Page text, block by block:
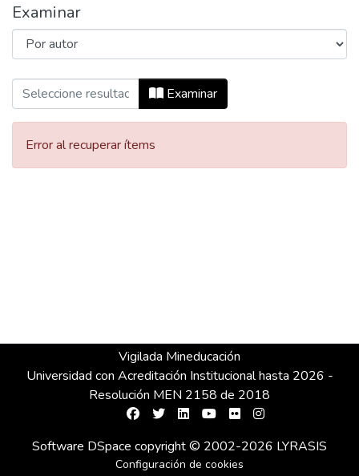
Examinar
Examinando Artículos por Autor
Examinar
Error al recuperar ítems
Vigilada Mineducación
Universidad con Acreditación Institucional hasta 2026 -
Resolución MEN 2158 de 2018
Software DSpace copyright © 2002-2026 LYRASIS
Configuración de cookies